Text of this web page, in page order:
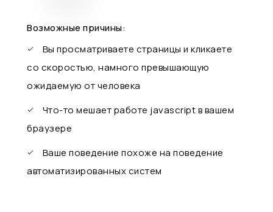
Возможные причины:
Вы просматриваете страницы и кликаете
со скоростью, намного превышающую
ожидаемую от человека
Что-то мешает работе javascript в вашем
браузере
Ваше поведение похоже на поведение
автоматизированных систем